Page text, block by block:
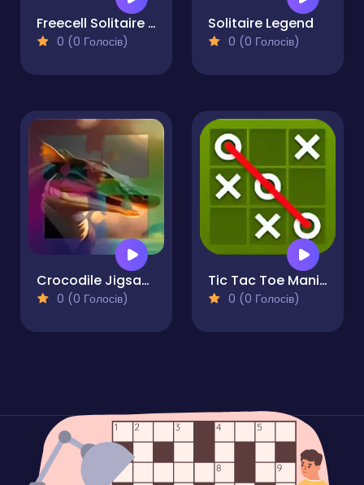
Freecell Solitaire Cards
0 (0 Голосів)
Solitaire Legend
0 (0 Голосів)
Crocodile Jigsaw Perfect Slide Puzzle
0 (0 Голосів)
Tic Tac Toe Mania
0 (0 Голосів)